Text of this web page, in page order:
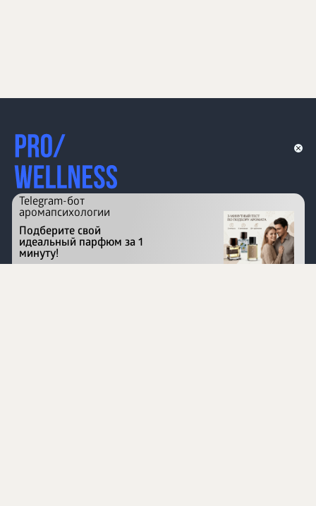
Перейти на сайт
Telegram-бот
аромапсихологии
Подберите свой
идеальный парфюм за 1
минуту!